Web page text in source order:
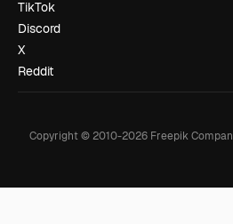
TikTok
Discord
X
Reddit
Copyright © 2010-2026Freepik